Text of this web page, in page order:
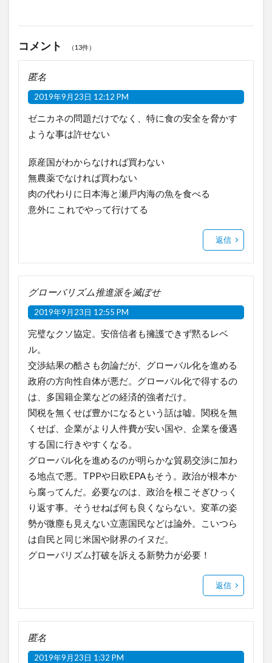
コメント （13件）
匿名
2019年9月23日 12:12 PM
ゼニカネの問題だけでなく、特に食の安全を脅かす
ような事は許せない
原産国がわからなければ買わない
無農薬でなければ買わない
肉の代わりに日本海と瀬戸内海の魚を食べる
意外に これでやって行けてる
返信
グローバリズム推進派を滅ぼせ
2019年9月23日 12:55 PM
完璧なクソ協定。安倍信者も擁護できず黙るレベ
ル。
交渉結果の酷さも勿論だが、グローバル化を進める
政府の方向性自体が悪だ。グローバル化で得するの
は、多国籍企業などの経済的強者だけ。
関税を無くせば豊かになるという話は嘘。関税を無
くせば、企業がより人件費が安い国や、企業を優遇
する国に行きやすくなる。
グローバル化を進めるのが明らかな貿易交渉に加わ
る地点で悪。TPPや日欧EPAもそう。政治が根本か
ら腐ってんだ。必要なのは、政治を根こそぎひっく
り返す事。そうせねば何も良くならない。変革の姿
勢が微塵も見えない立憲国民などは論外。こいつら
は自民と同じ米国や財界のイヌだ。
グローバリズム打破を訴える新勢力が必要！
返信
匿名
2019年9月23日 1:32 PM